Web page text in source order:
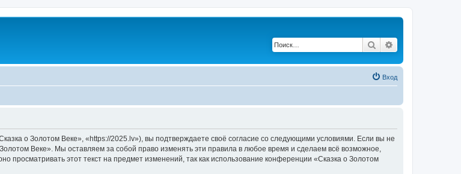
Поиск
Вход
о Золотом Веке», «https://2025.lv»), вы подтверждаете своё согласие со следующими условиями. Если вы не
Веке». Мы оставляем за собой право изменять эти правила в любое время и сделаем всё возможное,
этот текст на предмет изменений, так как использование конференции «Сказка о Золотом